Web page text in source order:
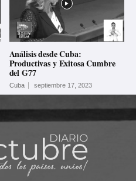
Análisis desde Cuba:
Productivas y Exitosa Cumbre
del G77
Cuba septiembre 17, 2023